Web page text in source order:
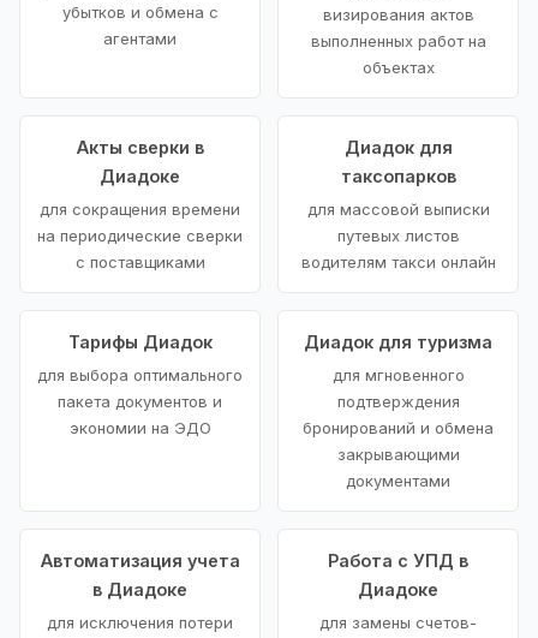
убытков и обмена с
агентами
визирования актов
выполненных работ на
объектах
Акты сверки в
Диадоке
для сокращения времени
на периодические сверки
с поставщиками
Диадок для
таксопарков
для массовой выписки
путевых листов
водителям такси онлайн
Тарифы Диадок
для выбора оптимального
пакета документов и
экономии на ЭДО
Диадок для туризма
для мгновенного
подтверждения
бронирований и обмена
закрывающими
документами
Автоматизация учета
в Диадоке
для исключения потери
Работа с УПД в
Диадоке
для замены счетов-